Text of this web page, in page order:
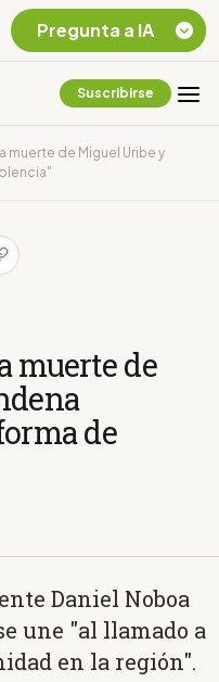
Suscribirse
muerte de Miguel Uribe y
muerte de
de
Daniel Noboa
une "al llamado a
en la región".
Pregunta a IA
Chevron Ecuador